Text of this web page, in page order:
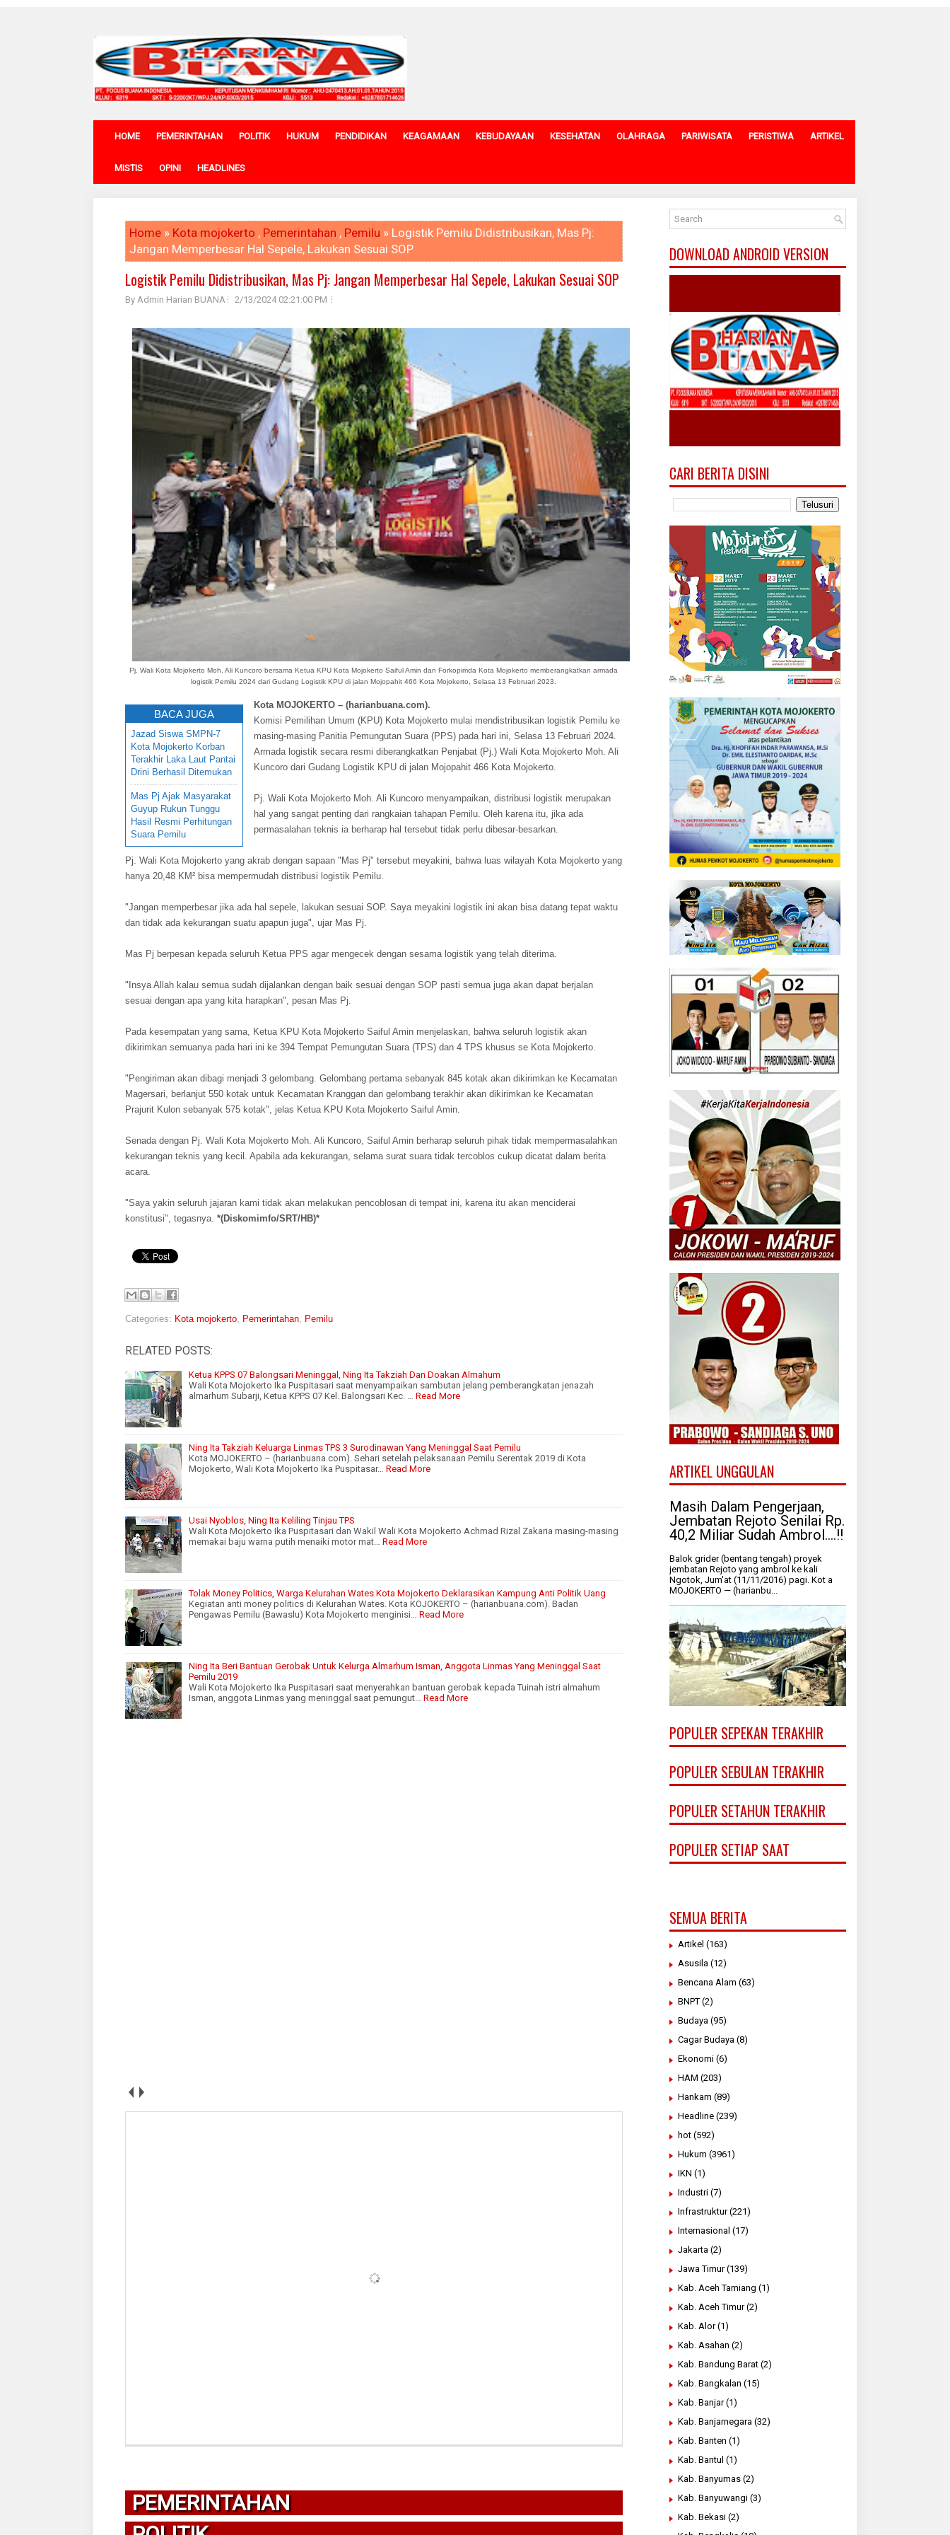
HOME PEMERINTAHAN POLITIK HUKUM PENDIDIKAN KEAGAMAAN KEBUDAYAAN KESEHATAN OLAHRAGA PARIWISATA PERISTIWA ARTIKEL
MISTIS OPINI HEADLINES
Home » Kota mojokerto , Pemerintahan , Pemilu » Logistik Pemilu Didistribusikan, Mas Pj:
Jangan Memperbesar Hal Sepele, Lakukan Sesuai SOP
Logistik Pemilu Didistribusikan, Mas Pj: Jangan Memperbesar Hal Sepele, Lakukan Sesuai SOP
By Admin Harian BUANA 2/13/2024 02:21:00 PM
Pj. Wali Kota Mojokerto Moh. Ali Kuncoro bersama Ketua KPU Kota Mojokerto Saiful Amin dan Forkopimda Kota Mojokerto memberangkatkan armada
logistik Pemilu 2024 dari Gudang Logistik KPU di jalan Mojopahit 466 Kota Mojokerto, Selasa 13 Februari 2023.
BACA JUGA
Jazad Siswa SMPN-7
Kota Mojokerto Korban
Terakhir Laka Laut Pantai
Drini Berhasil Ditemukan
Mas Pj Ajak Masyarakat
Guyup Rukun Tunggu
Hasil Resmi Perhitungan
Suara Pemilu
Kota MOJOKERTO – (harianbuana.com).
Komisi Pemilihan Umum (KPU) Kota Mojokerto mulai mendistribusikan logistik Pemilu ke
masing-masing Panitia Pemungutan Suara (PPS) pada hari ini, Selasa 13 Februari 2024.
Armada logistik secara resmi diberangkatkan Penjabat (Pj.) Wali Kota Mojokerto Moh. Ali
Kuncoro dari Gudang Logistik KPU di jalan Mojopahit 466 Kota Mojokerto.
Pj. Wali Kota Mojokerto Moh. Ali Kuncoro menyampaikan, distribusi logistik merupakan
hal yang sangat penting dari rangkaian tahapan Pemilu. Oleh karena itu, jika ada
permasalahan teknis ia berharap hal tersebut tidak perlu dibesar-besarkan.
Pj. Wali Kota Mojokerto yang akrab dengan sapaan "Mas Pj" tersebut meyakini, bahwa luas wilayah Kota Mojokerto yang
hanya 20,48 KM² bisa mempermudah distribusi logistik Pemilu.
"Jangan memperbesar jika ada hal sepele, lakukan sesuai SOP. Saya meyakini logistik ini akan bisa datang tepat waktu
dan tidak ada kekurangan suatu apapun juga", ujar Mas Pj.
Mas Pj berpesan kepada seluruh Ketua PPS agar mengecek dengan sesama logistik yang telah diterima.
"Insya Allah kalau semua sudah dijalankan dengan baik sesuai dengan SOP pasti semua juga akan dapat berjalan
sesuai dengan apa yang kita harapkan", pesan Mas Pj.
Pada kesempatan yang sama, Ketua KPU Kota Mojokerto Saiful Amin menjelaskan, bahwa seluruh logistik akan
dikirimkan semuanya pada hari ini ke 394 Tempat Pemungutan Suara (TPS) dan 4 TPS khusus se Kota Mojokerto.
"Pengiriman akan dibagi menjadi 3 gelombang. Gelombang pertama sebanyak 845 kotak akan dikirimkan ke Kecamatan
Magersari, berlanjut 550 kotak untuk Kecamatan Kranggan dan gelombang terakhir akan dikirimkan ke Kecamatan
Prajurit Kulon sebanyak 575 kotak", jelas Ketua KPU Kota Mojokerto Saiful Amin.
Senada dengan Pj. Wali Kota Mojokerto Moh. Ali Kuncoro, Saiful Amin berharap seluruh pihak tidak mempermasalahkan
kekurangan teknis yang kecil. Apabila ada kekurangan, selama surat suara tidak tercoblos cukup dicatat dalam berita
acara.
"Saya yakin seluruh jajaran kami tidak akan melakukan pencoblosan di tempat ini, karena itu akan menciderai
konstitusi", tegasnya. *(Diskomimfo/SRT/HB)*
Categories: Kota mojokerto, Pemerintahan, Pemilu
RELATED POSTS:
Ketua KPPS 07 Balongsari Meninggal, Ning Ita Takziah Dan Doakan Almahum
Wali Kota Mojokerto Ika Puspitasari saat menyampaikan sambutan jelang pemberangkatan jenazah
almarhum Subarji, Ketua KPPS 07 Kel. Balongsari Kec. … Read More
Ning Ita Takziah Keluarga Linmas TPS 3 Surodinawan Yang Meninggal Saat Pemilu
Kota MOJOKERTO – (harianbuana.com). Sehari setelah pelaksanaan Pemilu Serentak 2019 di Kota
Mojokerto, Wali Kota Mojokerto Ika Puspitasar… Read More
Usai Nyoblos, Ning Ita Keliling Tinjau TPS
Wali Kota Mojokerto Ika Puspitasari dan Wakil Wali Kota Mojokerto Achmad Rizal Zakaria masing-masing
memakai baju warna putih menaiki motor mat… Read More
Tolak Money Politics, Warga Kelurahan Wates Kota Mojokerto Deklarasikan Kampung Anti Politik Uang
Kegiatan anti money politics di Kelurahan Wates. Kota KOJOKERTO – (harianbuana.com). Badan
Pengawas Pemilu (Bawaslu) Kota Mojokerto menginisi… Read More
Ning Ita Beri Bantuan Gerobak Untuk Kelurga Almarhum Isman, Anggota Linmas Yang Meninggal Saat
Pemilu 2019
Wali Kota Mojokerto Ika Puspitasari saat menyerahkan bantuan gerobak kepada Tuinah istri almahum
Isman, anggota Linmas yang meninggal saat pemungut… Read More
PEMERINTAHAN
DOWNLOAD ANDROID VERSION
CARI BERITA DISINI
ARTIKEL UNGGULAN
Masih Dalam Pengerjaan,
Jembatan Rejoto Senilai Rp.
40,2 Miliar Sudah Ambrol....!!
Balok grider (bentang tengah) proyek
jembatan Rejoto yang ambrol ke kali
Ngotok, Jum'at (11/11/2016) pagi. Kot a
MOJOKERTO — (harianbu...
POPULER SEPEKAN TERAKHIR
POPULER SEBULAN TERAKHIR
POPULER SETAHUN TERAKHIR
POPULER SETIAP SAAT
SEMUA BERITA
Artikel (163)
Asusila (12)
Bencana Alam (63)
BNPT (2)
Budaya (95)
Cagar Budaya (8)
Ekonomi (6)
HAM (203)
Hankam (89)
Headline (239)
hot (592)
Hukum (3961)
IKN (1)
Industri (7)
Infrastruktur (221)
Internasional (17)
Jakarta (2)
Jawa Timur (139)
Kab. Aceh Tamiang (1)
Kab. Aceh Timur (2)
Kab. Alor (1)
Kab. Asahan (2)
Kab. Bandung Barat (2)
Kab. Bangkalan (15)
Kab. Banjar (1)
Kab. Banjarnegara (32)
Kab. Banten (1)
Kab. Bantul (1)
Kab. Banyumas (2)
Kab. Banyuwangi (3)
Kab. Bekasi (2)